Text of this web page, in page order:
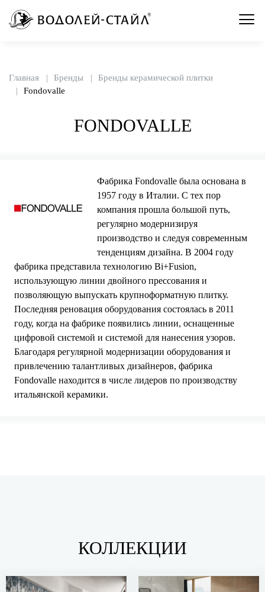
Главная Бренды
Бренды керамической плитки
Fondovalle
FONDOVALLE
Фабрика Fondovalle была основана в
1957 году в Италии. С тех пор
компания прошла большой путь,
регулярно модернизируя
производство и следуя современным
тенденциям дизайна. В 2004 году
фабрика представила технологию Bi+Fusion,
использующую линии двойного прессования и
позволяющую выпускать крупноформатную плитку.
Последняя реновация оборудования состоялась в 2011
году, когда на фабрике появились линии, оснащенные
цифровой системой и системой для нанесения узоров.
Благодаря регулярной модернизации оборудования и
привлечению талантливых дизайнеров, фабрика
Fondovalle находится в числе лидеров по производству
итальянской керамики.
КОЛЛЕКЦИИ